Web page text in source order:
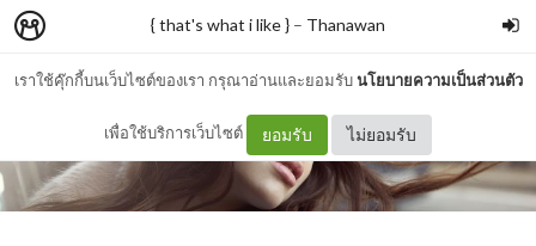
เราใช้คุ๊กกี้บนเว็บไซต์ของเรา กรุณาอ่านและยอมรับนโยบายความเป็นส่วนตัว
เพื่อใช้บริการเว็บไซต์ ยอมรับ ไม่ยอมรับ
{ that's what i like } – Thanawan